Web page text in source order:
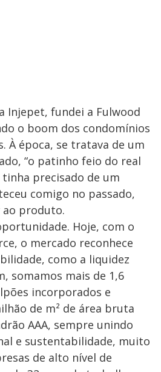
Injepet, fundei a Fulwood
o boom dos condomínios
À época, se tratava de um
“o patinho feio do real
tinha precisado de um
comigo no passado,
ao produto.
Hoje, com o
o mercado reconhece
como a liquidez
somamos mais de 1,6
incorporados e
de m² de área bruta
AAA, sempre unindo
e sustentabilidade, muito
de alto nível de